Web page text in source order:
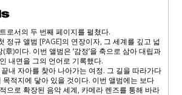
로서의 두 번째 페이지를 펼쳤다.
정규 앨범 [PAGE]의 연장이자, 그 세계를 깊고 넓
(章)이다. 이번 앨범은 ‘감정’을 축으로 삼아 대립과
내면을 그의 언어로 기록했다.
내 자아를 찾아 나아가는 여정. 그 길을 따라가다
목적지에 닿아 있을 것이다. 이번 앨범에는 보다
으로 확장된 음악 세계,카메라 렌즈를 통해 바라